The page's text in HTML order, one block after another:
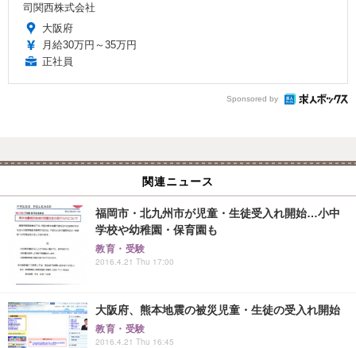
司関西株式会社
大阪府
月給30万円～35万円
正社員
Sponsored by
関連ニュース
福岡市・北九州市が児童・生徒受入れ開始…小中
学校や幼稚園・保育園も
教育・受験
2016.4.21 Thu 17:00
大阪府、熊本地震の被災児童・生徒の受入れ開始
教育・受験
2016.4.21 Thu 16:45